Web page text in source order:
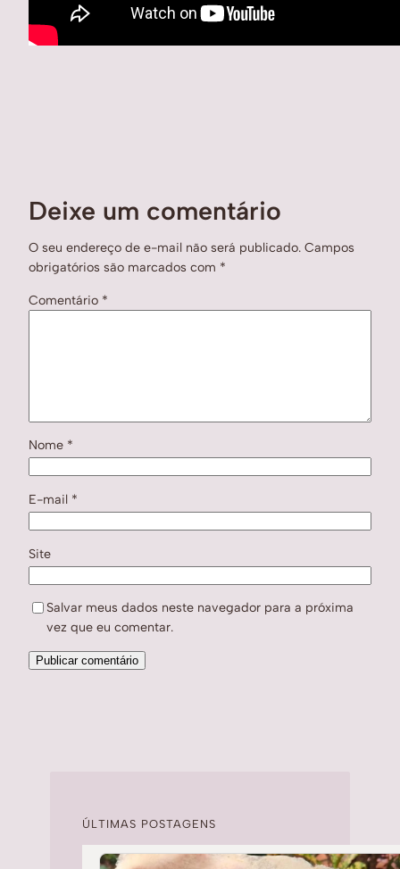
Deixe um comentário
O seu endereço de e-mail não será publicado. Campos
obrigatórios são marcados com *
Comentário *
Nome *
E-mail *
Site
Salvar meus dados neste navegador para a próxima
vez que eu comentar.
ÚLTIMAS POSTAGENS